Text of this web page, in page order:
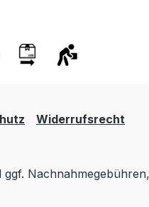
Widerrufsrecht
ggf.